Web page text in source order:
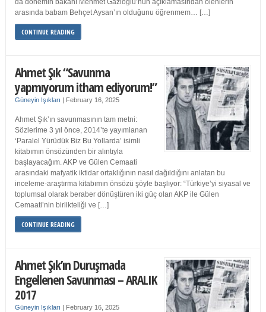
da dönemin bakanı Mehmet Gazioğlu’nun açıklamasından ölenlerin
arasında babam Behçet Aysan’ın olduğunu öğrenmem… […]
CONTINUE READING
Ahmet Şık “Savunma
yapmıyorum itham ediyorum!”
Güneyin Işıkları | February 16, 2025
Ahmet Şık’ın savunmasının tam metni:
Sözlerime 3 yıl önce, 2014’te yayımlanan
‘Paralel Yürüdük Biz Bu Yollarda’ isimli
kitabımın önsözünden bir alıntıyla
başlayacağım. AKP ve Gülen Cemaati
arasındaki mafyatik iktidar ortaklığının nasıl dağıldığını anlatan bu
inceleme-araştırma kitabımın önsözü şöyle başlıyor: “Türkiye’yi siyasal ve
toplumsal olarak beraber dönüştüren iki güç olan AKP ile Gülen
Cemaati’nin birlikteliği ve […]
CONTINUE READING
Ahmet Şık’ın Duruşmada
Engellenen Savunması – ARALIK
2017
Güneyin Işıkları | February 16, 2025